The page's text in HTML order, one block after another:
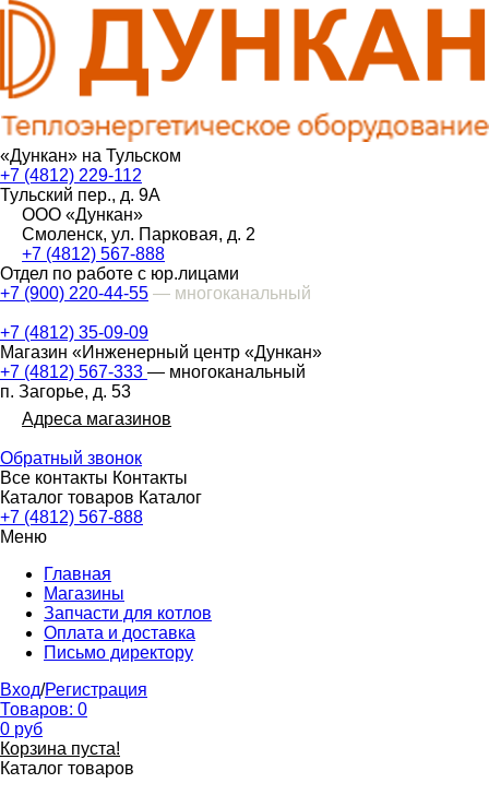
«Дункан» на Тульском
+7 (4812) 229-112
Тульский пер., д. 9А
ООО «Дункан»
Смоленск, ул. Парковая, д. 2
+7 (4812) 567-888
Отдел по работе с юр.лицами
+7 (900) 220-44-55 — многоканальный
+7 (4812) 35-09-09
Магазин «Инженерный центр «Дункан»
+7 (4812) 567-333 — многоканальный
п. Загорье, д. 53
Адреса магазинов
Обратный звонок
Все контакты Контакты
Каталог товаров Каталог
+7 (4812) 567-888
Меню
Главная
Магазины
Запчасти для котлов
Оплата и доставка
Письмо директору
Вход/Регистрация
Товаров: 0
0 руб
Корзина пуста!
Каталог товаров